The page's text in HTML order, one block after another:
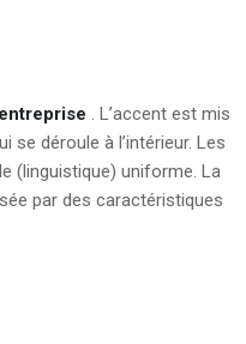
. L’accent est mis
se déroule à l’intérieur. Les
(linguistique) uniforme. La
par des caractéristiques